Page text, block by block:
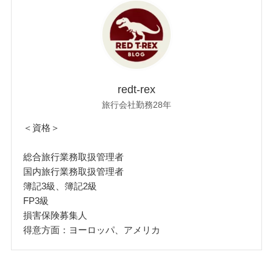
redt-rex
旅行会社勤務28年
＜資格＞
総合旅行業務取扱管理者
国内旅行業務取扱管理者
簿記3級、簿記2級
FP3級
損害保険募集人
得意方面：ヨーロッパ、アメリカ